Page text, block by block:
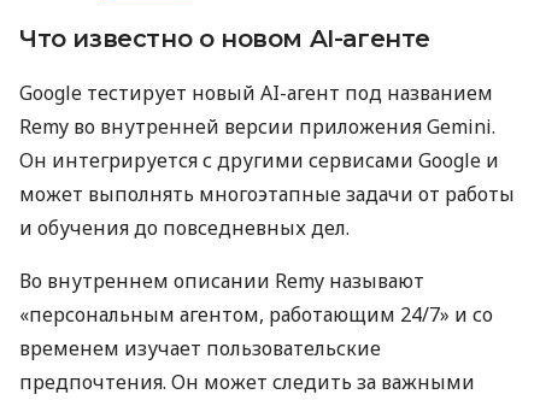
Что известно о новом AI-агенте
Google тестирует новый AI-агент под названием
Remy во внутренней версии приложения Gemini.
Он интегрируется с другими сервисами Google и
может выполнять многоэтапные задачи от работы
и обучения до повседневных дел.
Во внутреннем описании Remy называют
«персональным агентом, работающим 24/7» и со
временем изучает пользовательские
предпочтения. Он может следить за важными